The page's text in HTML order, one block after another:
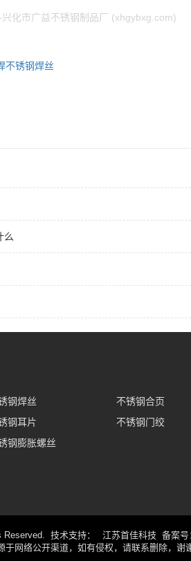
化市广益不锈钢制品厂 (xhgybxg.com)
不锈钢焊丝
么
钢焊丝
不锈钢合页
钢耳片
不锈钢门绞
钢膨胀螺丝
技术支持： 江苏首佳科技 备案号
于网络公开渠道，如有侵权，请联系删除，谢